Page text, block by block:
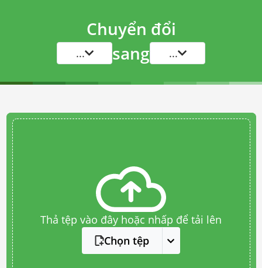
Chuyển đổi
... sang ...
Thả tệp vào đây hoặc nhấp để tải lên
Chọn tệp